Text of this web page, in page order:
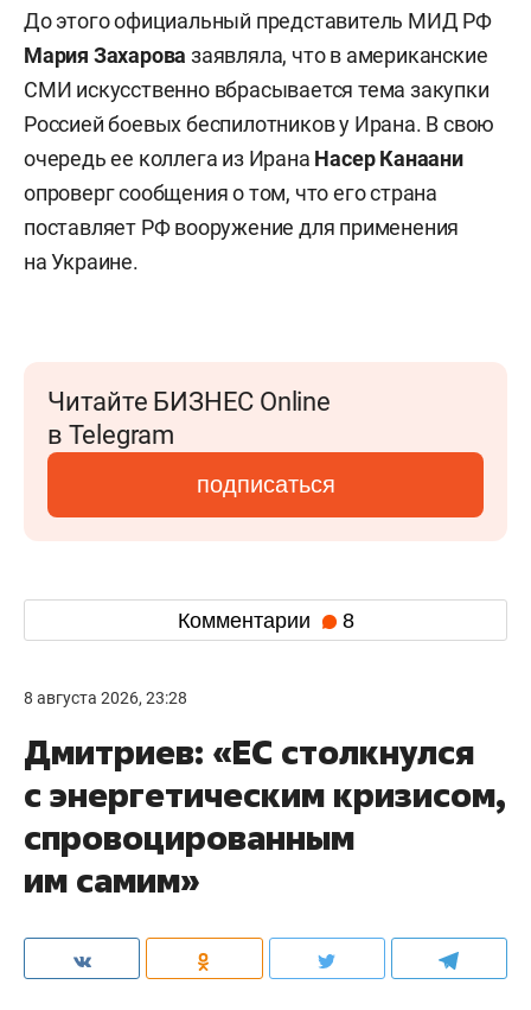
До этого официальный представитель МИД РФ
Мария Захарова заявляла, что в американские
СМИ искусственно вбрасывается тема закупки
Россией боевых беспилотников у Ирана. В свою
очередь ее коллега из Ирана Насер Канаани
опроверг сообщения о том, что его страна
поставляет РФ вооружение для применения
на Украине.
Читайте БИЗНЕС Online
в Telegram
подписаться
Комментарии 8
8 августа 2026, 23:28
Дмитриев: «ЕС столкнулся
с энергетическим кризисом,
спровоцированным
им самим»